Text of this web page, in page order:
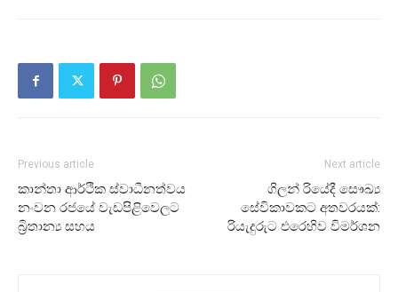
Previous article
කාන්තා ආර්ථික ස්වාධීනත්වය
නංවන රජයේ වැඩපිළිවෙලට
බ්‍රිතාන්‍ය සහය
Next article
ගිලන් රියේදී සෞඛ්‍ය
සේවිකාවකට අතවරයක්:
රියැදුරුට එරෙහිව විමර්ශන